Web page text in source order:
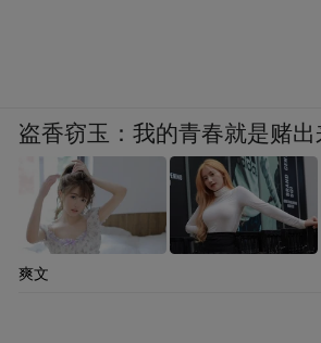
盗香窃玉：我的青春就是赌出
爽文